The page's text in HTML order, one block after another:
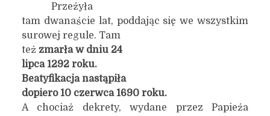
Przeżyła
tam dwanaście lat, poddając się we wszystkim
surowej regule. Tam
też zmarła w dniu 24
lipca 1292 roku.
Beatyfikacja nastąpiła
dopiero 10 czerwca 1690 roku.
A chociaż dekrety, wydane przez Papieża